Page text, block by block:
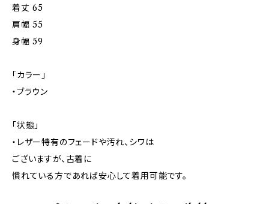
着丈 65
肩幅 55
身幅 59
「カラー」
・ブラウン
「状態」
・レザー特有のフェードや汚れ、シワは
ございますが、古着に
慣れている方であれば安心して着用可能です。